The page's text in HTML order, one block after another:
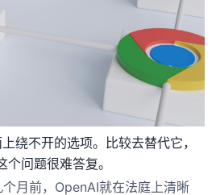
绕不开的选项。比较去替代它，
问题很难答复。
月前，OpenAI就在法庭上清晰